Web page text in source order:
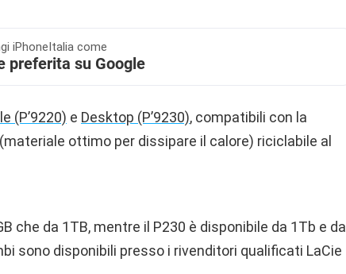
iPhoneItalia come
preferita su Google
(P’9220) e Desktop (P’9230), compatibili con la
ottimo per dissipare il calore) riciclabile al
che da 1TB, mentre il P230 è disponibile da 1Tb e da
sono disponibili presso i rivenditori qualificati LaCie